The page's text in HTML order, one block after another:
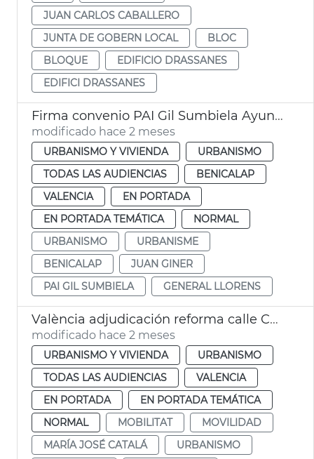
JUAN CARLOS CABALLERO
JUNTA DE GOBERN LOCAL
BLOC
BLOQUE
EDIFICIO DRASSANES
EDIFICI DRASSANES
Firma convenio PAI Gil Sumbiela Ayuntamiento València
modificado hace 2 meses
URBANISMO Y VIVIENDA
URBANISMO
TODAS LAS AUDIENCIAS
BENICALAP
VALENCIA
EN PORTADA
EN PORTADA TEMÁTICA
NORMAL
URBANISMO
URBANISME
BENICALAP
JUAN GINER
PAI GIL SUMBIELA
GENERAL LLORENS
València adjudicación reforma calle Colón
modificado hace 2 meses
URBANISMO Y VIVIENDA
URBANISMO
TODAS LAS AUDIENCIAS
VALENCIA
EN PORTADA
EN PORTADA TEMÁTICA
NORMAL
MOBILITAT
MOVILIDAD
MARÍA JOSÉ CATALÁ
URBANISMO